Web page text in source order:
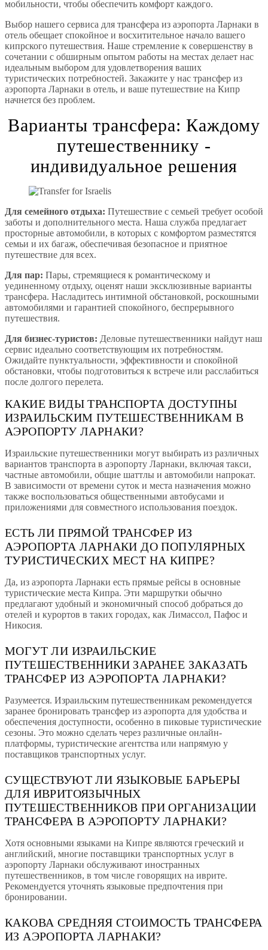
мобильности, чтобы обеспечить комфорт каждого.
Выбор нашего сервиса для трансфера из аэропорта Ларнаки в
отель обещает спокойное и восхитительное начало вашего
кипрского путешествия. Наше стремление к совершенству в
сочетании с обширным опытом работы на местах делает нас
идеальным выбором для удовлетворения ваших
туристических потребностей. Закажите у нас трансфер из
аэропорта Ларнаки в отель, и ваше путешествие на Кипр
начнется без проблем.
Варианты трансфера: Каждому
путешественнику -
индивидуальное решения
Для семейного отдыха: Путешествие с семьей требует особой
заботы и дополнительного места. Наша служба предлагает
просторные автомобили, в которых с комфортом разместятся
семьи и их багаж, обеспечивая безопасное и приятное
путешествие для всех.
Для пар: Пары, стремящиеся к романтическому и
уединенному отдыху, оценят наши эксклюзивные варианты
трансфера. Насладитесь интимной обстановкой, роскошными
автомобилями и гарантией спокойного, беспрерывного
путешествия.
Для бизнес-туристов: Деловые путешественники найдут наш
сервис идеально соответствующим их потребностям.
Ожидайте пунктуальности, эффективности и спокойной
обстановки, чтобы подготовиться к встрече или расслабиться
после долгого перелета.
КАКИЕ ВИДЫ ТРАНСПОРТА ДОСТУПНЫ
ИЗРАИЛЬСКИМ ПУТЕШЕСТВЕННИКАМ В
АЭРОПОРТУ ЛАРНАКИ?
Израильские путешественники могут выбирать из различных
вариантов транспорта в аэропорту Ларнаки, включая такси,
частные автомобили, общие шаттлы и автомобили напрокат.
В зависимости от времени суток и места назначения можно
также воспользоваться общественными автобусами и
приложениями для совместного использования поездок.
ЕСТЬ ЛИ ПРЯМОЙ ТРАНСФЕР ИЗ
АЭРОПОРТА ЛАРНАКИ ДО ПОПУЛЯРНЫХ
ТУРИСТИЧЕСКИХ МЕСТ НА КИПРЕ?
Да, из аэропорта Ларнаки есть прямые рейсы в основные
туристические места Кипра. Эти маршрутки обычно
предлагают удобный и экономичный способ добраться до
отелей и курортов в таких городах, как Лимассол, Пафос и
Никосия.
МОГУТ ЛИ ИЗРАИЛЬСКИЕ
ПУТЕШЕСТВЕННИКИ ЗАРАНЕЕ ЗАКАЗАТЬ
ТРАНСФЕР ИЗ АЭРОПОРТА ЛАРНАКИ?
Разумеется. Израильским путешественникам рекомендуется
заранее бронировать трансфер из аэропорта для удобства и
обеспечения доступности, особенно в пиковые туристические
сезоны. Это можно сделать через различные онлайн-
платформы, туристические агентства или напрямую у
поставщиков транспортных услуг.
СУЩЕСТВУЮТ ЛИ ЯЗЫКОВЫЕ БАРЬЕРЫ
ДЛЯ ИВРИТОЯЗЫЧНЫХ
ПУТЕШЕСТВЕННИКОВ ПРИ ОРГАНИЗАЦИИ
ТРАНСФЕРА В АЭРОПОРТУ ЛАРНАКИ?
Хотя основными языками на Кипре являются греческий и
английский, многие поставщики транспортных услуг в
аэропорту Ларнаки обслуживают иностранных
путешественников, в том числе говорящих на иврите.
Рекомендуется уточнять языковые предпочтения при
бронировании.
КАКОВА СРЕДНЯЯ СТОИМОСТЬ ТРАНСФЕРА
ИЗ АЭРОПОРТА ЛАРНАКИ?